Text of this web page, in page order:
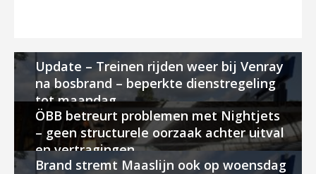
Update – Treinen rijden weer bij Venray
na bosbrand – beperkte dienstregeling
tot maandag
ÖBB betreurt problemen met Nightjets
– geen structurele oorzaak achter uitval
en vertragingen
Brand stremt Maaslijn ook op woensdag